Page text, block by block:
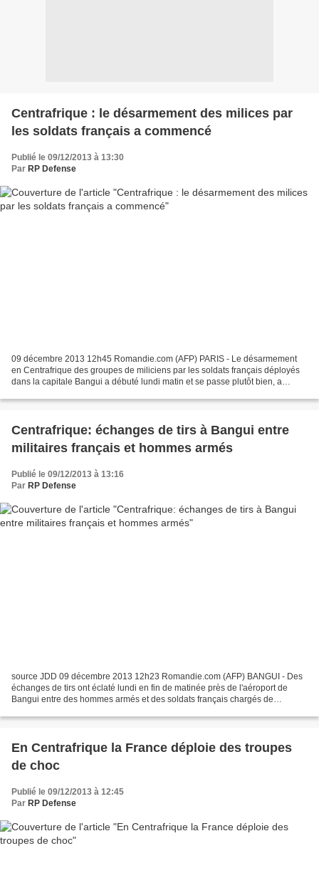
Centrafrique : le désarmement des milices par
les soldats français a commencé
Publié le 09/12/2013 à 13:30
Par RP Defense
09 décembre 2013 12h45 Romandie.com (AFP) PARIS - Le désarmement
en Centrafrique des groupes de miliciens par les soldats français déployés
dans la capitale Bangui a débuté lundi matin et se passe plutôt bien, a
Centrafrique: échanges de tirs à Bangui entre
militaires français et hommes armés
Publié le 09/12/2013 à 13:16
Par RP Defense
source JDD 09 décembre 2013 12h23 Romandie.com (AFP) BANGUI - Des
échanges de tirs ont éclaté lundi en fin de matinée près de l'aéroport de
Bangui entre des hommes armés et des soldats français chargés de
En Centrafrique la France déploie des troupes
de choc
Publié le 09/12/2013 à 12:45
Par RP Defense